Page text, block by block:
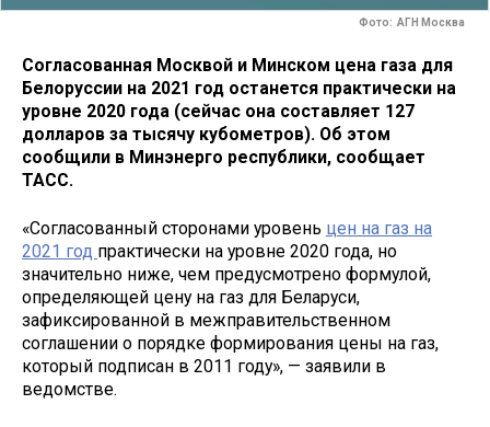
Фото: АГН Москва
Согласованная Москвой и Минском цена газа для
Белоруссии на 2021 год останется практически на
уровне 2020 года (сейчас она составляет 127
долларов за тысячу кубометров). Об этом
сообщили в Минэнерго республики, сообщает
ТАСС.
«Согласованный сторонами уровень цен на газ на
2021 год практически на уровне 2020 года, но
значительно ниже, чем предусмотрено формулой,
определяющей цену на газ для Беларуси,
зафиксированной в межправительственном
соглашении о порядке формирования цены на газ,
который подписан в 2011 году», — заявили в
ведомстве.